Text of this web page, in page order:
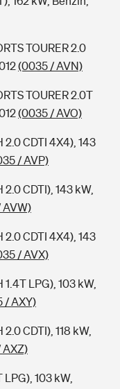
TOURER 2.0
(0035 / AVN)
TOURER 2.0T
(0035 / AVO)
2.0 CDTI 4X4), 143
/ AVP)
CDTI), 143 kW,
2.0 CDTI 4X4), 143
/ AVX)
LPG), 103 kW,
/ AXY)
CDTI), 118 kW,
103 kW,